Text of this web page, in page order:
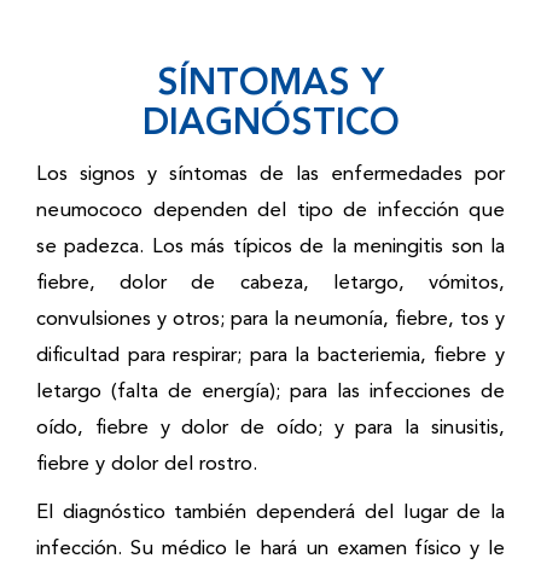
SÍNTOMAS Y
DIAGNÓSTICO
Los signos y síntomas de las enfermedades por
neumococo dependen del tipo de infección que
se padezca. Los más típicos de la meningitis son la
fiebre, dolor de cabeza, letargo, vómitos,
convulsiones y otros; para la neumonía, fiebre, tos y
dificultad para respirar; para la bacteriemia, fiebre y
letargo (falta de energía); para las infecciones de
oído, fiebre y dolor de oído; y para la sinusitis,
fiebre y dolor del rostro.
El diagnóstico también dependerá del lugar de la
infección. Su médico le hará un examen físico y le